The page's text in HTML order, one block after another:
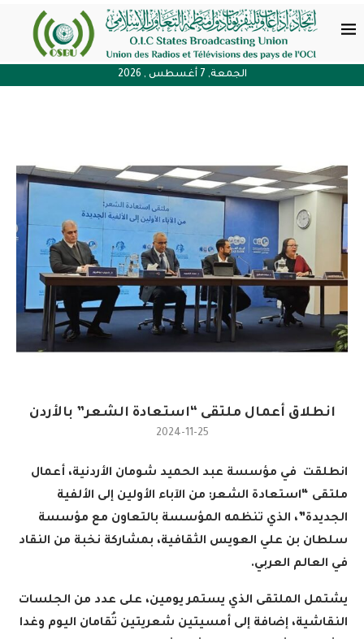
الجمعة, 7 أغسطس , 2026
انطلاق أعمال ملتقى “استعادة الشعر” بالأردن
2024-11-25
انطلقت في مؤسسة عبد الحميد شومان الأردنية، أعمال
ملتقى “استعادة الشعر: من الآباء الأولين إلى الألفية
الجديدة”، الذي تنظمه المؤسسة بالتعاون مع مؤسسة
سلطان بن علي العويس الثقافية، بمشاركة نخبة من النقاد
في العالم العربي.
يشتمل الملتقى الذي يستمر يومين، على عدد من الجلسات
النقاشية، إضافة إلى أمسيتين شعريتين تُقامان اليوم وغدا